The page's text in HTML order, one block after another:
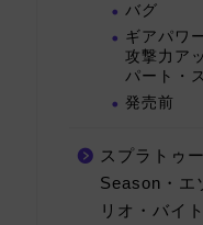
バグ
ギアパワ
攻撃力ア
パート・
発売前
スプラトゥ
Season・エ
リオ・バイ